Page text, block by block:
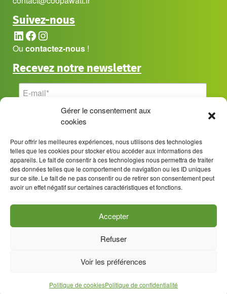
Gérer le consentement aux
cookies
Pour offrir les meilleures expériences, nous utilisons des technologies
telles que les cookies pour stocker et/ou accéder aux informations des
appareils. Le fait de consentir à ces technologies nous permettra de traiter
des données telles que le comportement de navigation ou les ID uniques
sur ce site. Le fait de ne pas consentir ou de retirer son consentement peut
avoir un effet négatif sur certaines caractéristiques et fonctions.
Accepter
Refuser
Voir les préférences
Politique de cookiesPolitique de confidentialité
Suivez-nous
LinkedIn
Facebook
Instagram
Ou contactez-nous !
Recevez notre newsletter
Politique de cookies (UE)
© 2026 Coopawatt